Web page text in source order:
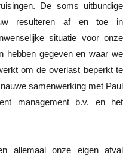
De soms uitbundige
resulteren af en toe in
situatie voor onze
hebben gegeven en waar we
om de overlast beperkt te
samenwerking met Paul
management b.v. en het
allemaal onze eigen afval